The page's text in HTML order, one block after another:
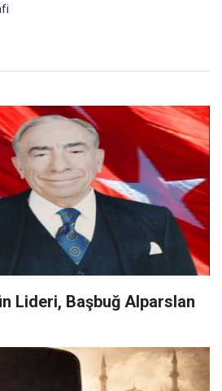
Lideri, Başbuğ Alparslan